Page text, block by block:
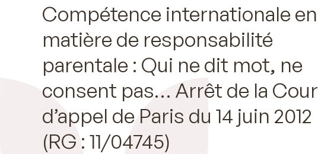
Compétence internationale en
matière de responsabilité
parentale : Qui ne dit mot, ne
consent pas… Arrêt de la Cour
d’appel de Paris du 14 juin 2012
(RG : 11/04745)